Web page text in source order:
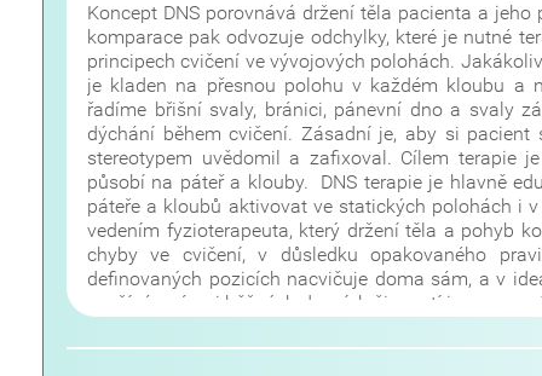
Koncept DNS porovnává držení těla pacienta a
komparace pak odvozuje odchylky, které je nutné
principech cvičení ve vývojových polohách.
je kladen na přesnou polohu v každém kloubu a
řadíme břišní svaly, bránici, pánevní dno a svaly
dýchání během cvičení. Zásadní je, aby si
stereotypem uvědomil a zafixoval. Cílem terapie
působí na páteř a klouby. DNS terapie je hlavně
páteře a kloubů aktivovat ve statických polohách i
vedením fyzioterapeuta, který držení těla a pohyb
chyby ve cvičení, v důsledku opakovaného
definovaných pozicích nacvičuje doma sám, a v
využívá v rámci běžných denních činností i v